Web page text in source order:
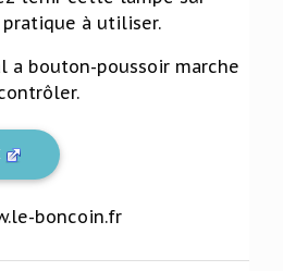
à utiliser.
a bouton-poussoir marche
boncoin.fr